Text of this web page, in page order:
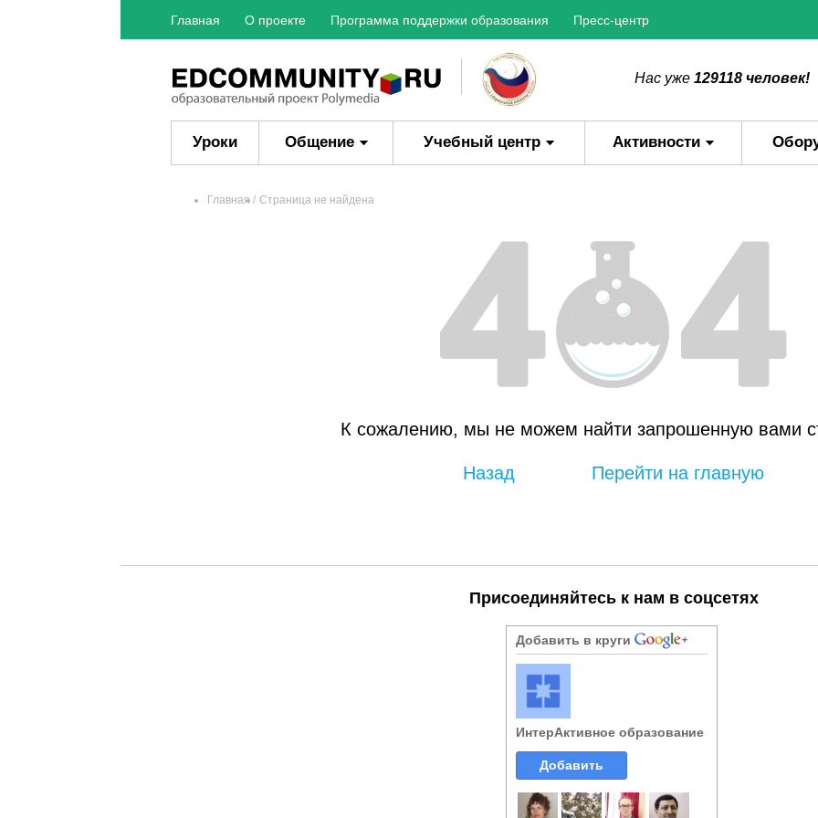
Главная О проекте Программа поддержки образования Пресс-центр
Нас уже 129118 человек!
Уроки Общение Учебный центр Активности
Главная Страница не найдена
К сожалению, мы не можем найти запрошенную вами
Назад Перейти на главную
Присоединяйтесь к нам в соцсетях
Добавить в круги
ИнтерАктивное образование
Добавить